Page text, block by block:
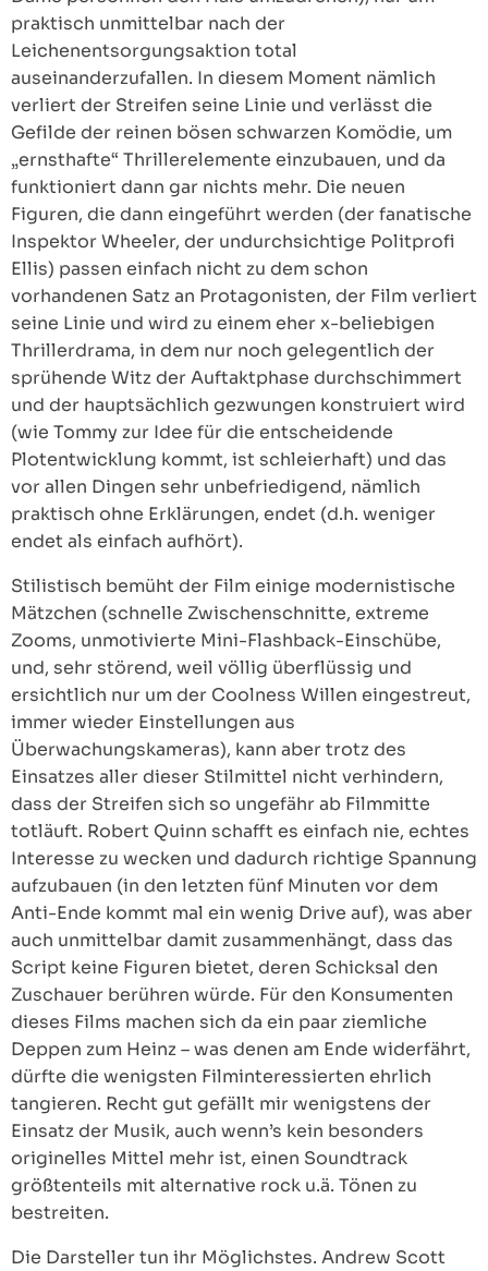
praktisch unmittelbar nach der
Leichenentsorgungsaktion total
auseinanderzufallen. In diesem Moment nämlich
verliert der Streifen seine Linie und verlässt die
Gefilde der reinen bösen schwarzen Komödie, um
„ernsthafte“ Thrillerelemente einzubauen, und da
funktioniert dann gar nichts mehr. Die neuen
Figuren, die dann eingeführt werden (der fanatische
Inspektor Wheeler, der undurchsichtige Politprofi
Ellis) passen einfach nicht zu dem schon
vorhandenen Satz an Protagonisten, der Film verliert
seine Linie und wird zu einem eher x-beliebigen
Thrillerdrama, in dem nur noch gelegentlich der
sprühende Witz der Auftaktphase durchschimmert
und der hauptsächlich gezwungen konstruiert wird
(wie Tommy zur Idee für die entscheidende
Plotentwicklung kommt, ist schleierhaft) und das
vor allen Dingen sehr unbefriedigend, nämlich
praktisch ohne Erklärungen, endet (d.h. weniger
endet als einfach aufhört).
Stilistisch bemüht der Film einige modernistische
Mätzchen (schnelle Zwischenschnitte, extreme
Zooms, unmotivierte Mini-Flashback-Einschübe,
und, sehr störend, weil völlig überflüssig und
ersichtlich nur um der Coolness Willen eingestreut,
immer wieder Einstellungen aus
Überwachungskameras), kann aber trotz des
Einsatzes aller dieser Stilmittel nicht verhindern,
dass der Streifen sich so ungefähr ab Filmmitte
totläuft. Robert Quinn schafft es einfach nie, echtes
Interesse zu wecken und dadurch richtige Spannung
aufzubauen (in den letzten fünf Minuten vor dem
Anti-Ende kommt mal ein wenig Drive auf), was aber
auch unmittelbar damit zusammenhängt, dass das
Script keine Figuren bietet, deren Schicksal den
Zuschauer berühren würde. Für den Konsumenten
dieses Films machen sich da ein paar ziemliche
Deppen zum Heinz – was denen am Ende widerfährt,
dürfte die wenigsten Filminteressierten ehrlich
tangieren. Recht gut gefällt mir wenigstens der
Einsatz der Musik, auch wenn’s kein besonders
originelles Mittel mehr ist, einen Soundtrack
größtenteils mit alternative rock u.ä. Tönen zu
bestreiten.
Die Darsteller tun ihr Möglichstes. Andrew Scott